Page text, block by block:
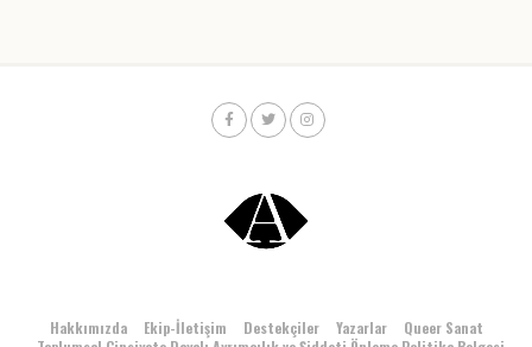
Hakkımızda Ekip-İletişim Destekçiler Yazarlar
Queer Sanat